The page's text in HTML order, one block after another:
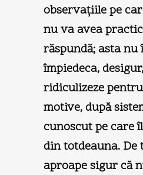
observaţiile pe
nu va avea
răspundă; asta nu
împiedeca,
ridiculizeze
motive, după
cunoscut pe care
din totdeauna. De
aproape sigur că